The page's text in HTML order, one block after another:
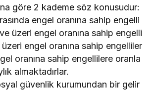
göre 2 kademe söz konusudur:
engel oranına sahip engelli
üzeri engel oranına sahip engelli
engel oranına sahip engelliler
oranına sahip engellilere oranla
almaktadırlar.
güvenlik kurumundan bir gelir